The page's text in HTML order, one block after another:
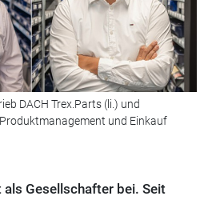
DACH Trex.Parts (li.) und
und Einkauf
Gesellschafter bei. Seit